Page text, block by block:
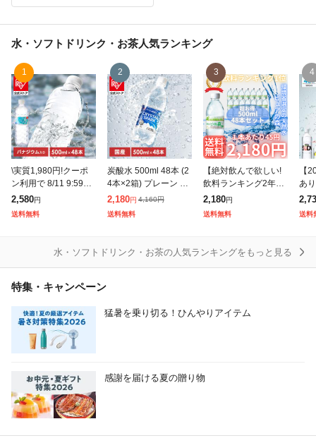
水・ソフトドリンク・お茶人気ランキング
1
\実質1,980円!クーポ
ン利用で 8/11 9:59ま
で/水 500ml 48本 富士
山の天然水 500ml×48
本 ラベルレ
2,580円
送料無料
2
炭酸水 500ml 48本 (2
4本×2箱) プレーン 強
炭酸水 アイリスオー
ヤマ クリスタルスパ
ーク 炭酸 無糖 クリス
2,180円 4,160円
送料無料
3
【絶対飲んで欲しい!
飲料ランキング2年連
続1位の環境省に選定
された天然水!】 大容
量48本入り! 1本あた
2,180円
送料無料
4
【
あ
強
炭
送料
水・ソフトドリンク・お茶の人気ランキングをもっと見る
特集・キャンペーン
猛暑を乗り切る！ひんやりアイテム
感謝を届ける夏の贈り物